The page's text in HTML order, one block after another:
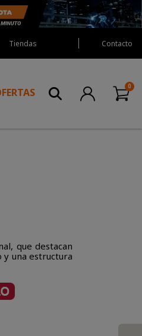
Tiendas Contacto
que destacan
una estructura